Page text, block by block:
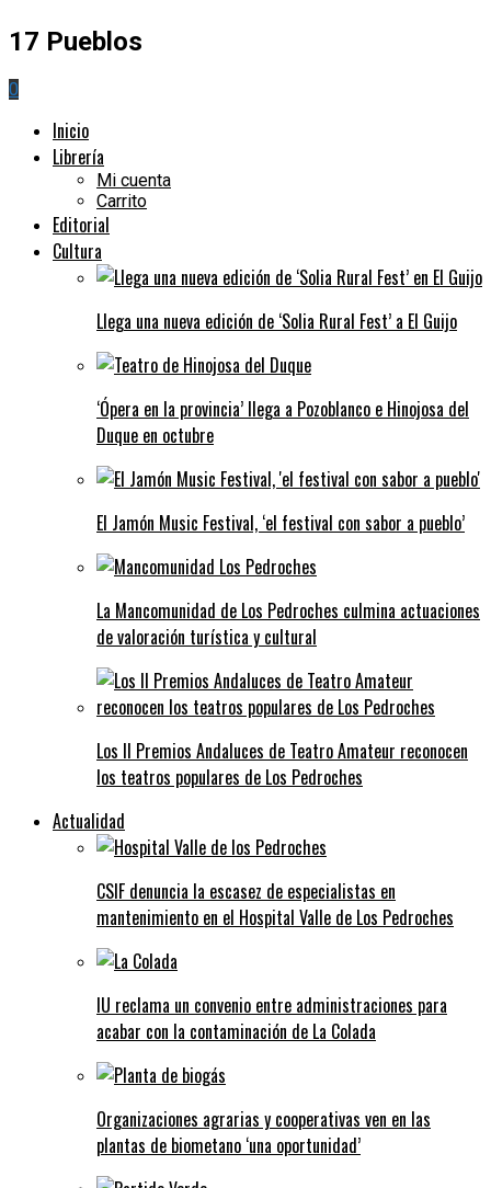
17 Pueblos
0
Inicio
Librería
Mi cuenta
Carrito
Editorial
Cultura
Llega una nueva edición de ‘Solia Rural Fest’ a El Guijo
‘Ópera en la provincia’ llega a Pozoblanco e Hinojosa del
Duque en octubre
El Jamón Music Festival, ‘el festival con sabor a pueblo’
La Mancomunidad de Los Pedroches culmina actuaciones
de valoración turística y cultural
Los II Premios Andaluces de Teatro Amateur reconocen
los teatros populares de Los Pedroches
Actualidad
CSIF denuncia la escasez de especialistas en
mantenimiento en el Hospital Valle de Los Pedroches
IU reclama un convenio entre administraciones para
acabar con la contaminación de La Colada
Organizaciones agrarias y cooperativas ven en las
plantas de biometano ‘una oportunidad’